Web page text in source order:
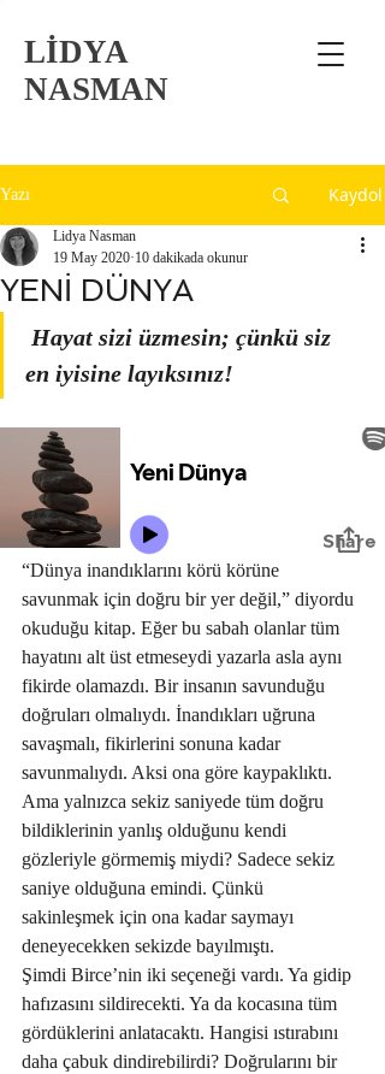
LİDYA
NASMAN
Yazı Kaydol
YENİ DÜNYA
Lidya Nasman
19 May 2020 10 dakikada okunur
en iyisine layıksınız!
“Dünya inandıklarını körü körüne
savunmak için doğru bir yer değil,” diyordu
okuduğu kitap. Eğer bu sabah olanlar tüm
hayatını alt üst etmeseydi yazarla asla aynı
fikirde olamazdı. Bir insanın savunduğu
doğruları olmalıydı. İnandıkları uğruna
savaşmalı, fikirlerini sonuna kadar
savunmalıydı. Aksi ona göre kaypaklıktı.
Ama yalnızca sekiz saniyede tüm doğru
bildiklerinin yanlış olduğunu kendi
gözleriyle görmemiş miydi? Sadece sekiz
saniye olduğuna emindi. Çünkü
sakinleşmek için ona kadar saymayı
deneyecekken sekizde bayılmıştı.
Şimdi Birce’nin iki seçeneği vardı. Ya gidip
hafızasını sildirecekti. Ya da kocasına tüm
gördüklerini anlatacaktı. Hangisi ıstırabını
daha çabuk dindirebilirdi? Doğrularını bir